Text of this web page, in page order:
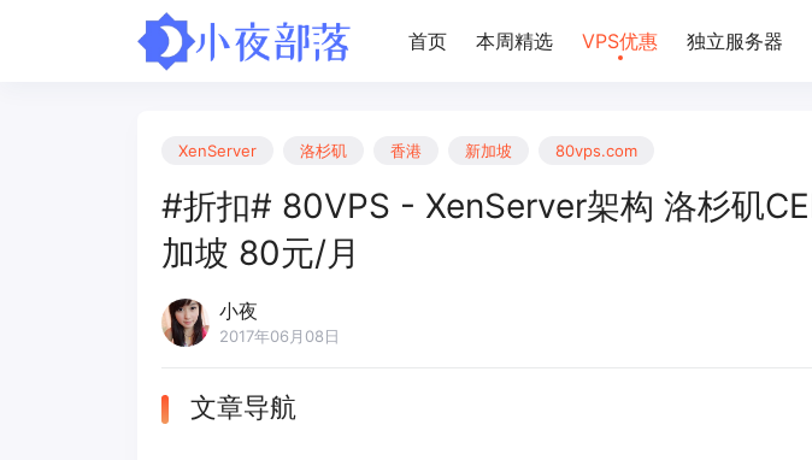
首页 本周精选 VPS优惠 独立服务器
XenServer 洛杉矶 香港 新加坡 80vps.com
#折扣# 80VPS - XenServer架构 洛杉矶
加坡 80元/月
小夜
2017年06月08日
文章导航